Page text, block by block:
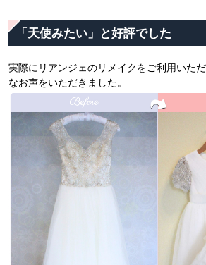
「天使みたい」と好評でした
実際にリアンジェのリメイクをご利用いた
なお声をいただきました。